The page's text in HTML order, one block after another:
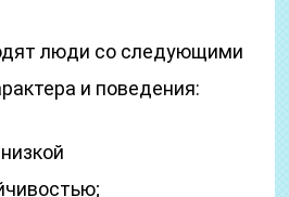
люди со следующими
и поведения: